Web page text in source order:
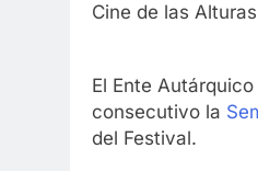
Cine de las
El Ente
consecutivo la
del Festival.